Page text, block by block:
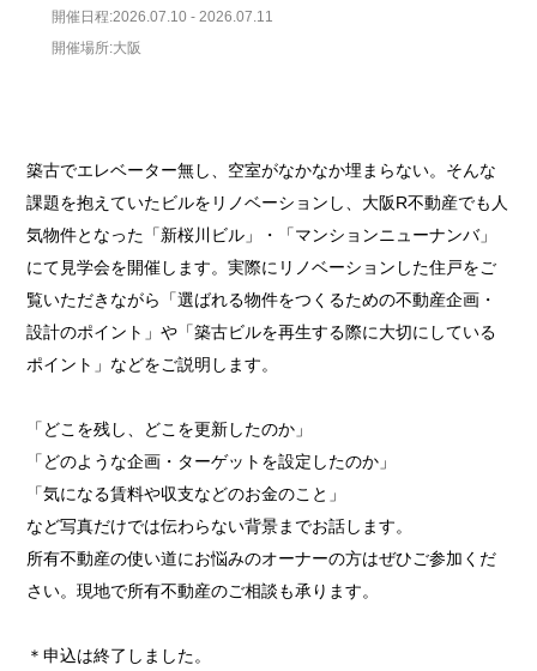
開催日程:2026.07.10 - 2026.07.11
開催場所:大阪
築古でエレベーター無し、空室がなかなか埋まらない。そんな
課題を抱えていたビルをリノベーションし、大阪R不動産でも人
気物件となった「新桜川ビル」・「マンションニューナンバ」
にて見学会を開催します。実際にリノベーションした住戸をご
覧いただきながら「選ばれる物件をつくるための不動産企画・
設計のポイント」や「築古ビルを再生する際に大切にしている
ポイント」などをご説明します。
「どこを残し、どこを更新したのか」
「どのような企画・ターゲットを設定したのか」
「気になる賃料や収支などのお金のこと」
など写真だけでは伝わらない背景までお話します。
所有不動産の使い道にお悩みのオーナーの方はぜひご参加くだ
さい。現地で所有不動産のご相談も承ります。
＊申込は終了しました。